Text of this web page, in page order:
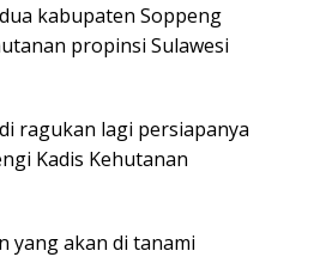
kabupaten Soppeng
propinsi Sulawesi
ragukan lagi persiapanya
Kadis Kehutanan
yang akan di tanami